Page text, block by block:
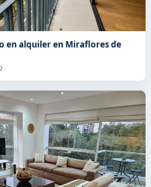
en alquiler en Miraflores de